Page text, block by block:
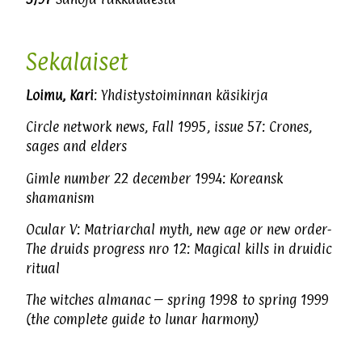
Sekalaiset
Loimu, Kari: Yhdistystoiminnan käsikirja
Circle network news, Fall 1995, issue 57: Crones,
sages and elders
Gimle number 22 december 1994: Koreansk
shamanism
Ocular V: Matriarchal myth, new age or new order-
The druids progress nro 12: Magical kills in druidic
ritual
The witches almanac – spring 1998 to spring 1999
(the complete guide to lunar harmony)